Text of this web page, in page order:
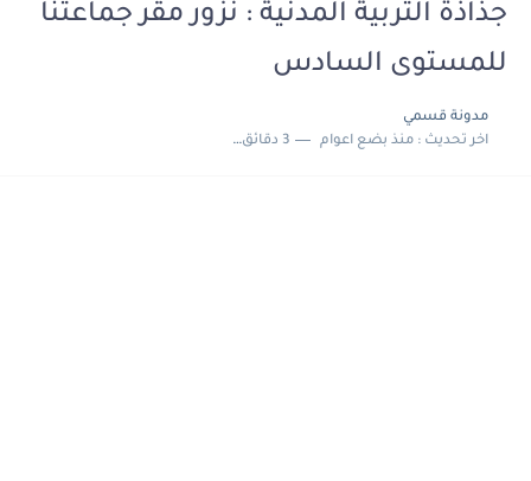
جذاذة التربية المدنية : نزور مقر جماعتنا
للمستوى السادس
مدونة قسمي
اخر تحديث :منذ بضع اعوام 3 دقائق للقراءة